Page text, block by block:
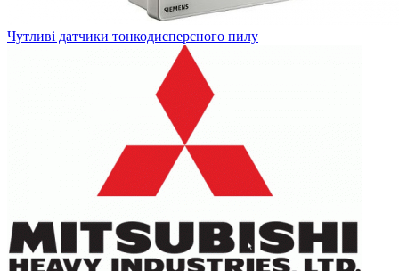
Чутливі датчики тонкодисперсного пилу